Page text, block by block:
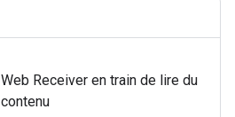
Web Receiver en train de lire du
contenu